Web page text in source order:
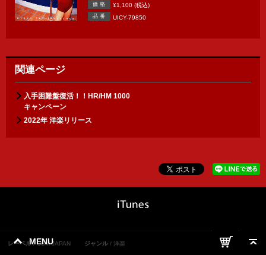
MENU
価 格 ¥1,100 (税込)
品 番 UICY-79850
関連ページ
入手困難盤復活！！HR/HM 1000
キャンペーン
2022年 洋楽リリース
レーベル USM JAPAN ジャンル 洋楽